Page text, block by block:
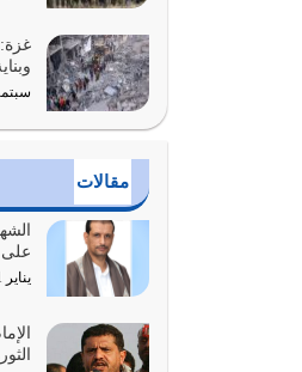
عندما يكون عدوك
الضعف فيه كثيرة
يوليو 26, 2026
الدين الذي شرعه
واجتهاداتنا لأننا
يوليو 24, 2026
أي أمة تتفرق في
سبتمبر 13,
مقالات
على
يناير 11, 2026